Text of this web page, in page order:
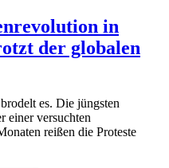
in
der globalen
es. Die jüngsten
einer versuchten
reißen die Proteste